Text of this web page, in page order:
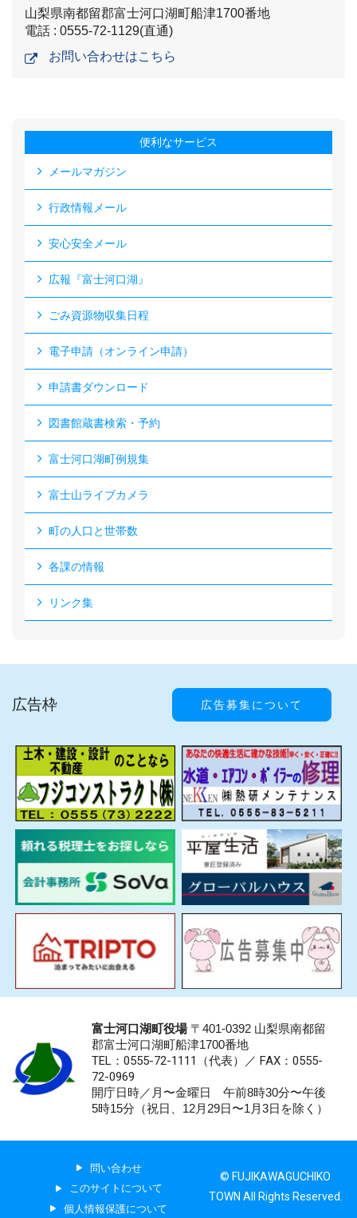
山梨県南都留郡富士河口湖町船津1700番地
電話 : 0555-72-1129(直通)
お問い合わせはこちら
便利なサービス
メールマガジン
行政情報メール
安心安全メール
広報『富士河口湖』
ごみ資源物収集日程
電子申請（オンライン申請）
申請書ダウンロード
図書館蔵書検索・予約
富士河口湖町例規集
富士山ライブカメラ
町の人口と世帯数
各課の情報
リンク集
広告枠 広告募集について
富士河口湖町役場〒401-0392 山梨県南都留
郡富士河口湖町船津1700番地
TEL：0555-72-1111 （代表）／ FAX：0555-
72-0969
開庁日時／月〜金曜日 午前8時30分〜午後
5時15分（祝日、12月29日〜1月3日を除く）
問い合わせ
このサイトについて
個人情報保護について
© FUJIKAWAGUCHIKO
TOWN All Rights Reserved.